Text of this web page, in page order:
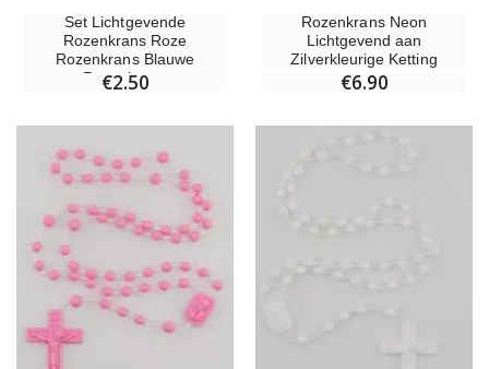
Set Lichtgevende
Rozenkrans Roze
Rozenkrans Blauwe
Rozenkrans
€2.50
Rozenkrans Neon
Lichtgevend aan
Zilverkleurige Ketting
€6.90